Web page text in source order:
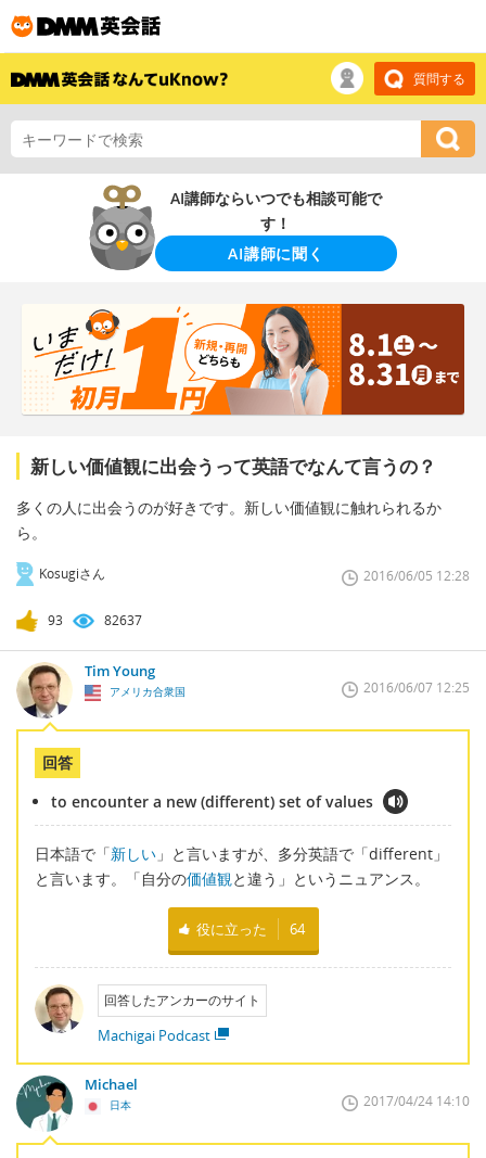
質問する
AI講師ならいつでも相談可能で
す！
AI講師に聞く
新しい価値観に出会うって英語でなんて言うの？
多くの人に出会うのが好きです。新しい価値観に触れられるか
ら。
Kosugiさん 2016/06/05 12:28
93 82637
Tim Young
アメリカ合衆国 2016/06/07 12:25
回答
to encounter a new (different) set of values
日本語で「新しい 」と言いますが、多分英語で「different」
と言います。「自分の価値観と違う」というニュアンス。
役に立った 64
回答したアンカーのサイト
Machigai Podcast
Michael
日本 2017/04/24 14:10